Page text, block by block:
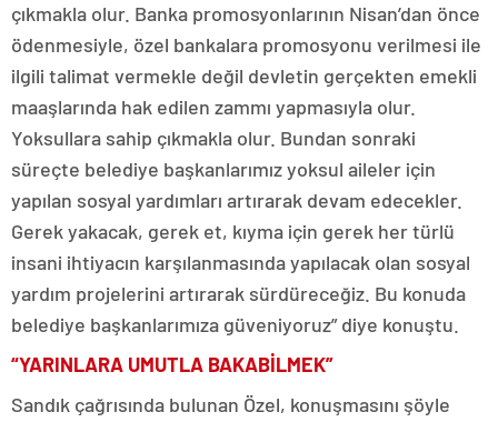
çıkmakla olur. Banka promosyonlarının Nisan’dan önce
ödenmesiyle, özel bankalara promosyonu verilmesi ile
ilgili talimat vermekle değil devletin gerçekten emekli
maaşlarında hak edilen zammı yapmasıyla olur.
Yoksullara sahip çıkmakla olur. Bundan sonraki
süreçte belediye başkanlarımız yoksul aileler için
yapılan sosyal yardımları artırarak devam edecekler.
Gerek yakacak, gerek et, kıyma için gerek her türlü
insani ihtiyacın karşılanmasında yapılacak olan sosyal
yardım projelerini artırarak sürdüreceğiz. Bu konuda
belediye başkanlarımıza güveniyoruz” diye konuştu.
“YARINLARA UMUTLA BAKABİLMEK”
Sandık çağrısında bulunan Özel, konuşmasını şöyle